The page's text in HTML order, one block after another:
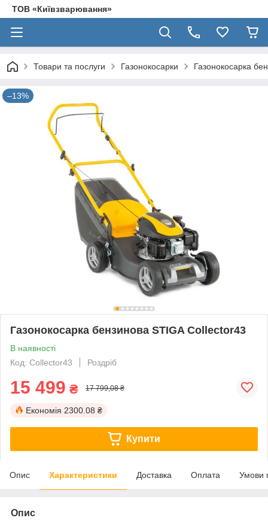
ТОВ «Київзварювання»
Товари та послуги Газонокосарки Газонокосарка
–13%
Газонокосарка бензинова STIGA Collector43
В наявності
Код: Collector43
Роздріб
15 499 ₴ 17 799,08 ₴
Економія 2300.08 ₴
Купити
Опис Характеристики Доставка Оплата Умови
Опис